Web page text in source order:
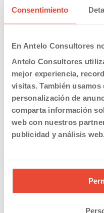
Consentimiento
En Antelo Consultores
Antelo Consultores
mejor experiencia,
visitas. También
personalización de
comparta información
web con nuestros
publicidad y análisis web.
Read more